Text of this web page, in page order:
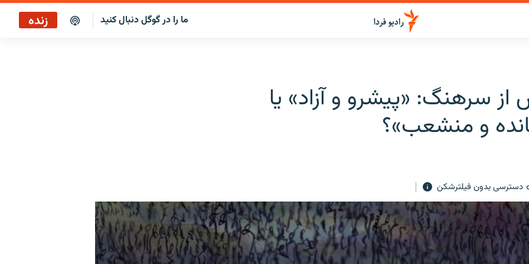
ما را در گوگل دنبال کنید زنده
سرهنگ: «پیشرو و آزاد» یا
و منشعب»؟
دسترسی بدون فیلترشکن